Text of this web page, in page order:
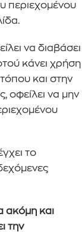
περιεχομένου
να διαβάσει
κάνει χρήση
και στην
οφείλει να μην
το
ακόμη και
την